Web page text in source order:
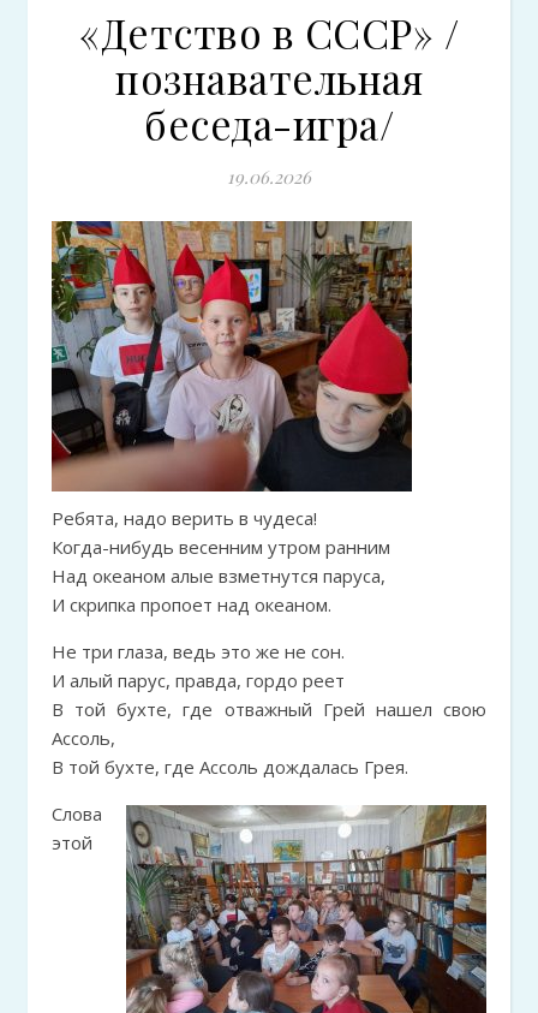
«Детство в СССР» /
познавательная
беседа-игра/
19.06.2026
Ребята, надо верить в чудеса!
Когда-нибудь весенним утром ранним
Над океаном алые взметнутся паруса,
И скрипка пропоет над океаном.
Не три глаза, ведь это же не сон.
И алый парус, правда, гордо реет
В той бухте, где отважный Грей нашел свою
Ассоль,
В той бухте, где Ассоль дождалась Грея.
Слова
этой